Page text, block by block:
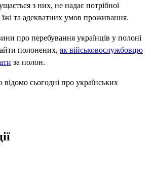
з них, не надає потрібної
та адекватних умов проживання.
про перебування українців у полоні
полонених, як військовослужбовцю
за полон.
відомо сьогодні про українських